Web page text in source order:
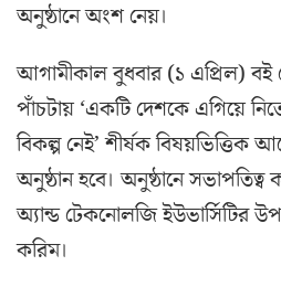
অনুষ্ঠানে অংশ নেয়।
আগামীকাল বুধবার (১ এপ্রিল) বই
পাঁচটায় ‘একটি দেশকে এগিয়ে
বিকল্প নেই’ শীর্ষক বিষয়ভিত্তিক
অনুষ্ঠান হবে। অনুষ্ঠানে
অ্যান্ড টেকনোলজি ইউভার্সিটির
করিম।